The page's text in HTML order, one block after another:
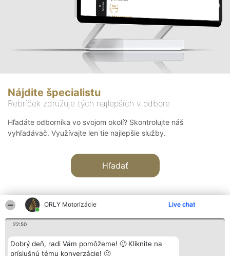
ORLY Motorizácie Live chat
22:50
Dobrý deň, radi Vám pomôžeme! 🙂 Kliknite na
príslušnú tému konverzácie! 🙂
Nájdite špecialistu
Rebríček združuje tých najlepších v odbore
Hľadáte odborníka vo svojom okolí? Skontrolujte náš
vyhľadávač. Využívajte len tie najlepšie služby.
Hľadať
Organizátor hodnotenia
Bright Side Solutions sp. z o.
Hodnotenie
Laureáti
Kontakt
Kontakt